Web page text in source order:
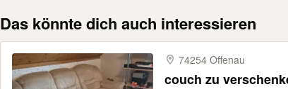
Das könnte dich auch interessieren
74254 Offenau
couch zu